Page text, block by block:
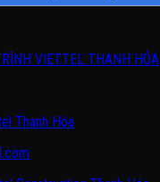
VIETTEL THANH HÓA
Thanh Hóa